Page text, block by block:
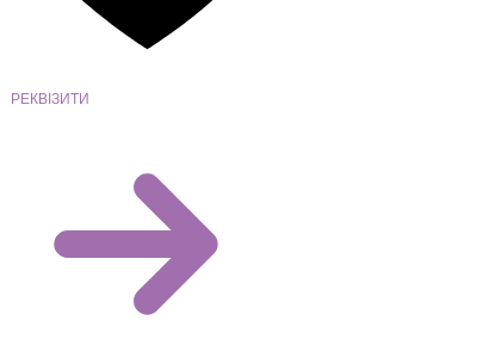
РЕКВІЗИТИ